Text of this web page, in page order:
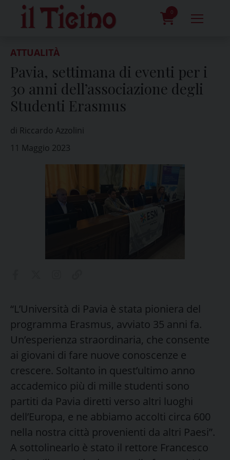
content
0
ATTUALITÀ
Pavia, settimana di eventi per i
30 anni dell’associazione degli
Studenti Erasmus
di Riccardo Azzolini
11 Maggio 2023
“L’Università di Pavia è stata pioniera del
programma Erasmus, avviato 35 anni fa.
Un’esperienza straordinaria, che consente
ai giovani di fare nuove conoscenze e
crescere. Soltanto in quest’ultimo anno
accademico più di mille studenti sono
partiti da Pavia diretti verso altri luoghi
dell’Europa, e ne abbiamo accolti circa 600
nella nostra città provenienti da altri Paesi”.
A sottolinearlo è stato il rettore Francesco